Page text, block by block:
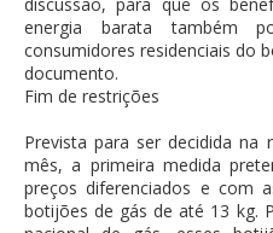
discussão, para que os
energia barata também
consumidores residenciais do
documento.
Fim de restrições
Prevista para ser decidida na
mês, a primeira medida
preços diferenciados e com
botijões de gás de até 13 kg.